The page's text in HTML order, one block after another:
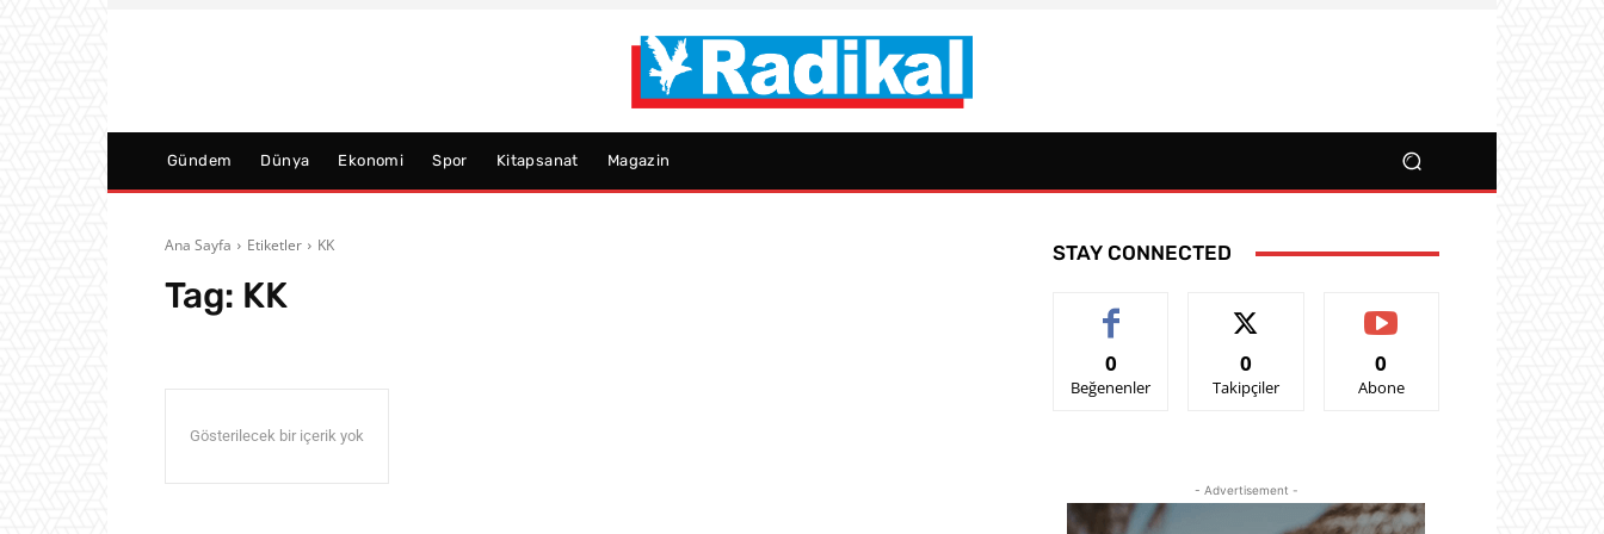
Gündem Dünya Ekonomi Spor Kitapsanat Magazin
Ana Sayfa Etiketler KK
Tag: KK
Gösterilecek bir içerik yok
STAY CONNECTED
0
Beğenenler
0
Takipçiler
0
Abone
- Advertisement -